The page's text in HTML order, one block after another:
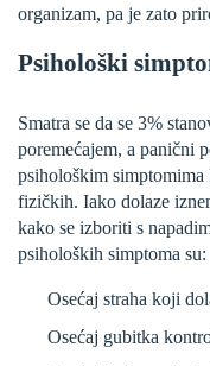
organizam, pa je zato
Psihološki
Smatra se da se 3%
poremećajem, a panični
psihološkim
fizičkih. Iako dolaze
kako se izboriti s
psiholoških simptoma su:
Osećaj straha koji
Osećaj gubitka